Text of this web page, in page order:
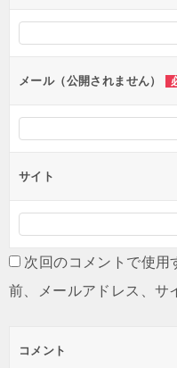
シ
ョ
ンメール（公開されません）
サイト
次回のコメントで使用
前、メールアドレス、サ
コメント